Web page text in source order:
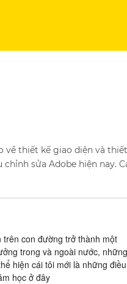
thiết kế giao diện và
sửa Adobe hiện nay.
trên con đường trở thành một
trong và ngoài nước, những
hiện cái tôi mới là những điều
học ở đây